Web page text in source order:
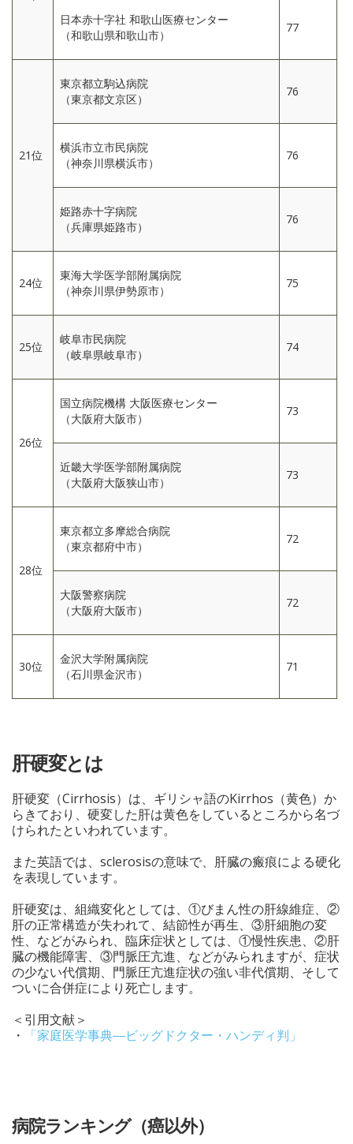
日本赤十字社 和歌山医療センター
（和歌山県和歌山市）
77
21位
東京都立駒込病院
（東京都文京区）
76
横浜市立市民病院
（神奈川県横浜市）
76
姫路赤十字病院
（兵庫県姫路市）
76
24位
東海大学医学部附属病院
（神奈川県伊勢原市）
75
25位
岐阜市民病院
（岐阜県岐阜市）
74
26位
国立病院機構 大阪医療センター
（大阪府大阪市）
73
近畿大学医学部附属病院
（大阪府大阪狭山市）
73
28位
東京都立多摩総合病院
（東京都府中市）
72
大阪警察病院
（大阪府大阪市）
72
30位
金沢大学附属病院
（石川県金沢市）
71
肝硬変とは
肝硬変（Cirrhosis）は、ギリシャ語のKirrhos（黄色）か
らきており、硬変した肝は黄色をしているところから名づ
けられたといわれています。
また英語では、sclerosisの意味で、肝臓の瘢痕による硬化
を表現しています。
肝硬変は、組織変化としては、①びまん性の肝線維症、②
肝の正常構造が失われて、結節性が再生、③肝細胞の変
性、などがみられ、臨床症状としては、①慢性疾患、②肝
臓の機能障害、③門脈圧亢進、などがみられますが、症状
の少ない代償期、門脈圧亢進症状の強い非代償期、そして
ついに合併症により死亡します。
＜引用文献＞
・
「家庭医学事典―ビッグドクター・ハンディ判」
病院ランキング（癌以外）